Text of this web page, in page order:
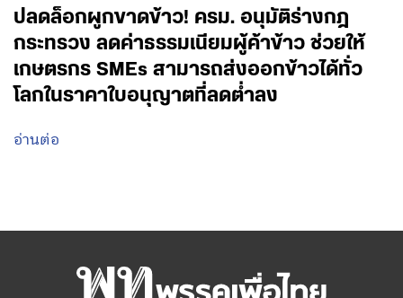
ปลดล็อกผูกขาดข้าว! ครม. อนุมัติร่างกฎ
กระทรวง ลดค่าธรรมเนียมผู้ค้าข้าว ช่วยให้
เกษตรกร SMEs สามารถส่งออกข้าวได้ทั่ว
โลกในราคาใบอนุญาตที่ลดต่ำลง
อ่านต่อ